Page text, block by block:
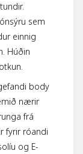
sem
einnig
Húðin
body
nærir
frá
fyrir róandi
og E-